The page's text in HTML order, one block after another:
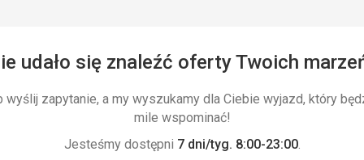
Pokój był
Usługi
w przeciwnym
udało się znaleźć oferty Twoich
wyślij zapytanie, a my wyszukamy dla Ciebie wyjazd, który
mile wspominać!
Jesteśmy dostępni 7 dni/tyg. 8:00-23:00.